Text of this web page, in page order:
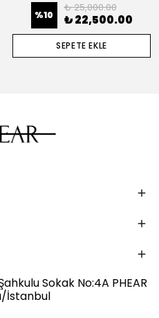
%10
₺ 25,000.00
₺ 22,500.00
SEPETE EKLE
Sokak No:4A PHEAR
İstanbul